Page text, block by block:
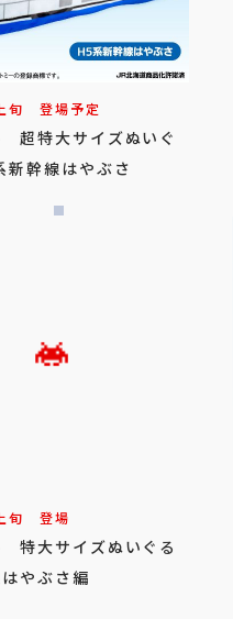
旬 登場予定
超特大サイズぬいぐ
幹線はやぶさ
旬 登場
特大サイズぬいぐる
やぶさ編